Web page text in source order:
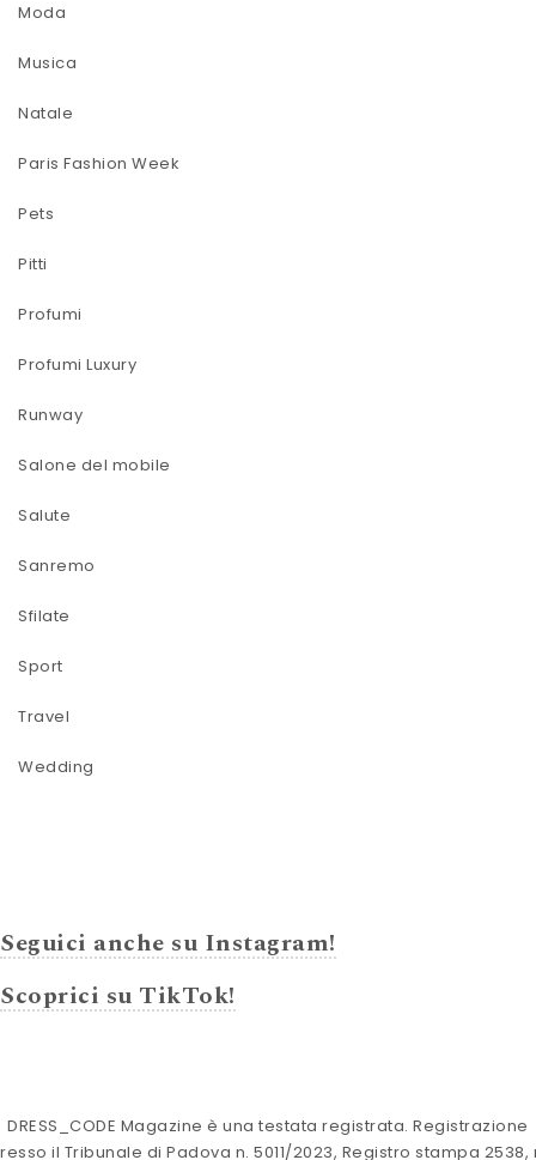
Moda
Musica
Natale
Paris Fashion Week
Pets
Pitti
Profumi
Profumi Luxury
Runway
Salone del mobile
Salute
Sanremo
Sfilate
Sport
Travel
Wedding
Seguici anche su Instagram!
Scoprici su TikTok!
DRESS_CODE Magazine è una testata registrata. Registrazione
il Tribunale di Padova n. 5011/2023, Registro stampa 2538,